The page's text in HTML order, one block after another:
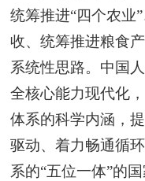
统筹推进“四个农业
收、统筹推进粮食
系统性思路。中国
全核心能力现代化
体系的科学内涵，
驱动、着力畅通循
系的“五位一体”的